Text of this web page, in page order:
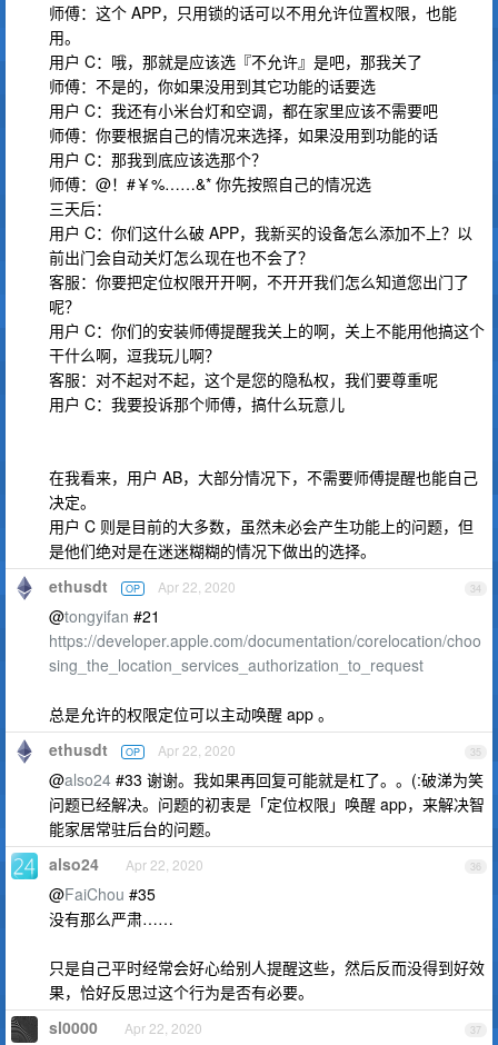
师傅：这个 APP，只用锁的话可以不用允许位置权限，也能
用。
用户 C：哦，那就是应该选『不允许』是吧，那我关了
师傅：不是的，你如果没用到其它功能的话要选
用户 C：我还有小米台灯和空调，都在家里应该不需要吧
师傅：你要根据自己的情况来选择，如果没用到功能的话
用户 C：那我到底应该选那个？
师傅：@！#￥%……&* 你先按照自己的情况选
三天后：
用户 C：你们这什么破 APP，我新买的设备怎么添加不上？以
前出门会自动关灯怎么现在也不会了？
客服：你要把定位权限开开啊，不开开我们怎么知道您出门了
呢？
用户 C：你们的安装师傅提醒我关上的啊，关上不能用他搞这个
干什么啊，逗我玩儿啊？
客服：对不起对不起，这个是您的隐私权，我们要尊重呢
用户 C：我要投诉那个师傅，搞什么玩意儿
在我看来，用户 AB，大部分情况下，不需要师傅提醒也能自己
决定。
用户 C 则是目前的大多数，虽然未必会产生功能上的问题，但
是他们绝对是在迷迷糊糊的情况下做出的选择。
34
ethusdt OP Apr 22, 2020
@tongyifan #21
https://developer.apple.com/documentation/corelocation/choo
sing_the_location_services_authorization_to_request
总是允许的权限定位可以主动唤醒 app 。
35
ethusdt OP Apr 22, 2020
@also24 #33 谢谢。我如果再回复可能就是杠了。。(:破涕为笑
问题已经解决。问题的初衷是「定位权限」唤醒 app，来解决智
能家居常驻后台的问题。
36
also24 Apr 22, 2020
@FaiChou #35
没有那么严肃……
只是自己平时经常会好心给别人提醒这些，然后反而没得到好效
果，恰好反思过这个行为是否有必要。
37
sl0000 Apr 22, 2020